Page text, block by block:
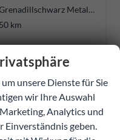
Grenadillschwarz Metallic
50 km
Details
unsere Dienste für Sie
wir Ihre Auswahl
Analytics und
Einverständnis geben.